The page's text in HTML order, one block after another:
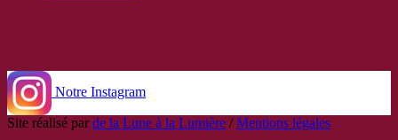
Notre Instagram
Site réalisé parde la Lune à la Lumière /Mentions légales